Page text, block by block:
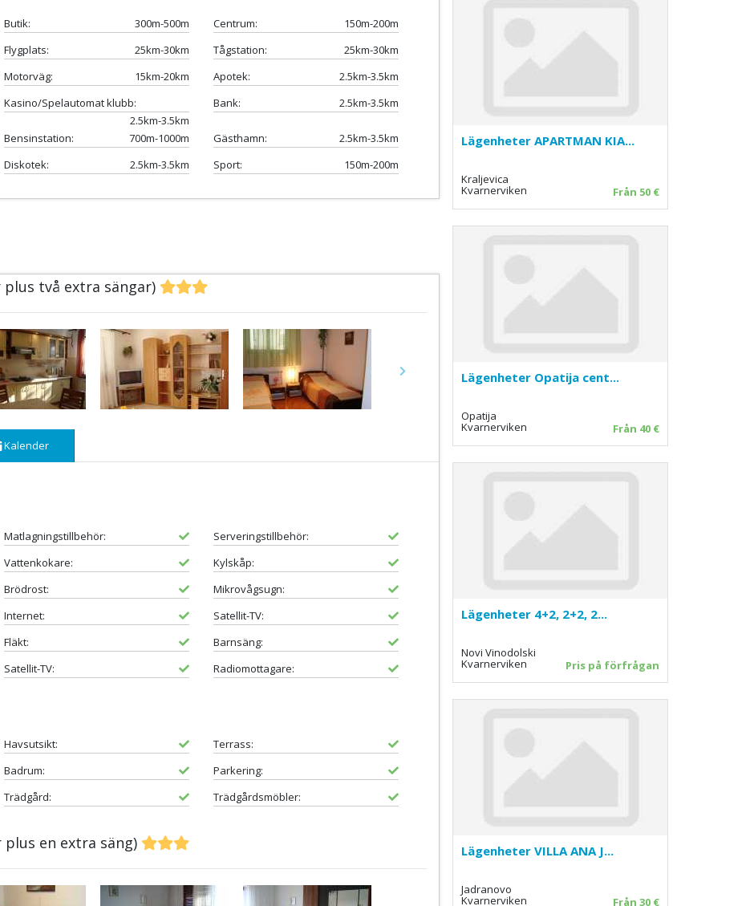
Butik: 300m-500m Centrum:
150m-200m
Flygplats: 25km-30km Tågstation:
25km-30km
Motorväg: 15km-20km Apotek:
2.5km-3.5km
Kasino/Spelautomat klubb:
2.5km-3.5km
Bank: 2.5km-3.5km
Bensinstation: 700m-1000m Gästhamn:
2.5km-3.5km
Diskotek: 2.5km-3.5km Sport: 150m-200m
plus två extra sängar)
Next
Kalender
Matlagningstillbehör:
Serveringstillbehör:
Vattenkokare:
Kylskåp:
Brödrost:
Mikrovågsugn:
Internet:
Satellit-TV:
Fläkt:
Barnsäng:
Satellit-TV: Radiomottagare:
Havsutsikt:
Terrass:
Badrum:
Parkering:
Trädgård: Trädgårdsmöbler:
en extra säng)
Lägenheter APARTMAN KIA...
Kraljevica
Kvarnerviken Från 50 €
Lägenheter Opatija cent...
Opatija
Kvarnerviken Från 40 €
Lägenheter 4+2, 2+2, 2...
Novi Vinodolski
Kvarnerviken Pris på förfrågan
Lägenheter VILLA ANA J...
Jadranovo
Kvarnerviken Från 30 €